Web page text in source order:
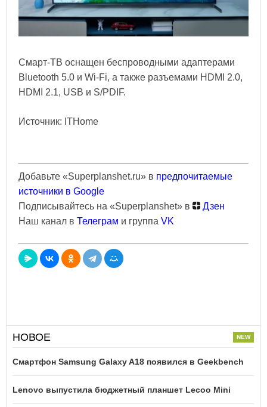
Смарт-ТВ оснащен беспроводными адаптерами
Bluetooth 5.0 и Wi-Fi, а также разъемами HDMI 2.0,
HDMI 2.1, USB и S/PDIF.
Источник: ITHome
Добавьте «Superplanshet.ru» в предпочитаемые
источники в Google
Подписывайтесь на «Superplanshet» в
Дзен
Наш канал в Телеграм и группа VK
НОВОЕ
Смартфон Samsung Galaxy A18 появился в Geekbench
Lenovo выпустила бюджетный планшет Lecoo Mini